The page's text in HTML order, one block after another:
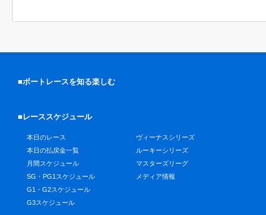
■ボートレースを知る楽しむ
■レーススケジュール
本日のレース
本日の払戻金一覧
月間スケジュール
SG・PG1スケジュール
G1・G2スケジュール
G3スケジュール
ヴィーナスシリーズ
ルーキーシリーズ
マスターズリーグ
メディア情報